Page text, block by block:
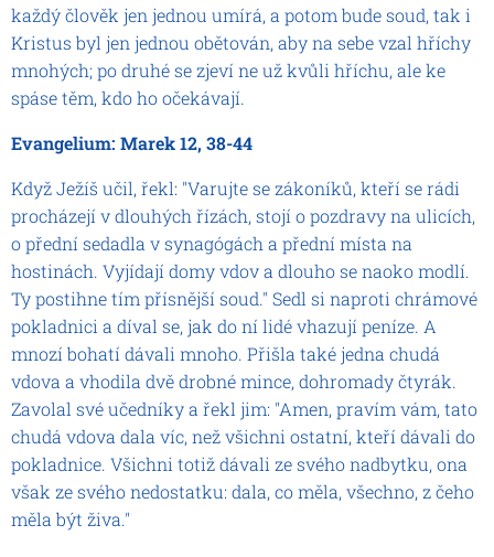
každý člověk jen jednou umírá, a potom bude soud, tak i
Kristus byl jen jednou obětován, aby na sebe vzal hříchy
mnohých; po druhé se zjeví ne už kvůli hříchu, ale ke
spáse těm, kdo ho očekávají.
Evangelium: Marek 12, 38-44
Když Ježíš učil, řekl: "Varujte se zákoníků, kteří se rádi
procházejí v dlouhých řízách, stojí o pozdravy na ulicích,
o přední sedadla v synagógách a přední místa na
hostinách. Vyjídají domy vdov a dlouho se naoko modlí.
Ty postihne tím přísnější soud." Sedl si naproti chrámové
pokladnici a díval se, jak do ní lidé vhazují peníze. A
mnozí bohatí dávali mnoho. Přišla také jedna chudá
vdova a vhodila dvě drobné mince, dohromady čtyrák.
Zavolal své učedníky a řekl jim: "Amen, pravím vám, tato
chudá vdova dala víc, než všichni ostatní, kteří dávali do
pokladnice. Všichni totiž dávali ze svého nadbytku, ona
však ze svého nedostatku: dala, co měla, všechno, z čeho
měla být živa."